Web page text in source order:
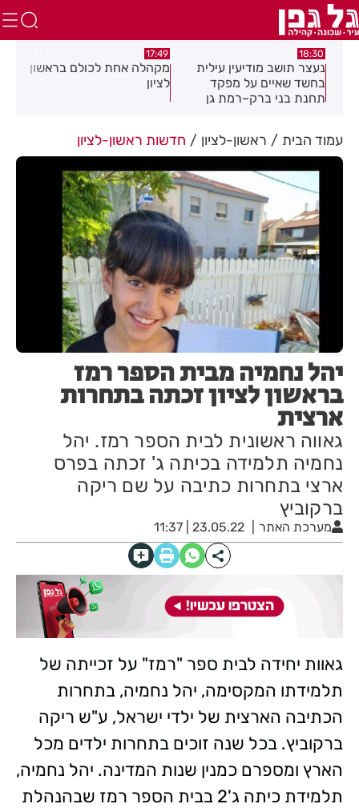
17:49
מקהלה אחת לכולם בראשון
לציון
17:02
תושב חולון נעדר כבר
שבועיים
עמוד הבית ראשון-לציון חדשות ראשון-לציון
יהל נחמיה מבית הספר רמז
בראשון לציון זכתה בתחרות
ארצית
גאווה ראשונית לבית הספר רמז. יהל
נחמיה תלמידה בכיתה ג' זכתה בפרס
ארצי בתחרות כתיבה על שם ריקה
ברקוביץ
מערכת האתר 23.05.22 | 11:37
גאוות יחידה לבית ספר "רמז" על זכייתה של
תלמידתו המקסימה, יהל נחמיה, בתחרות
הכתיבה הארצית של ילדי ישראל, ע"ש ריקה
ברקוביץ. בכל שנה זוכים בתחרות ילדים מכל
הארץ ומספרם כמנין שנות המדינה. יהל נחמיה,
תלמידת כיתה ג'2 בבית הספר רמז שבהנהלת